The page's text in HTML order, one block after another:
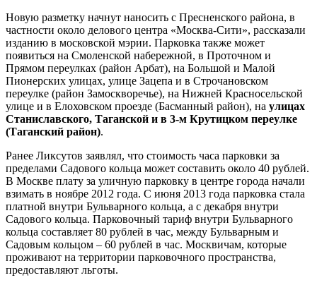
Новую разметку начнут наносить с Пресненского района, в
частности около делового центра «Москва-Сити», рассказали
изданию в московской мэрии. Парковка также может
появиться на Смоленской набережной, в Проточном и
Прямом переулках (район Арбат), на Большой и Малой
Пионерских улицах, улице Зацепа и в Строчановском
переулке (район Замоскворечье), на Нижней Красносельской
улице и в Елоховском проезде (Басманный район), на улицах
Станиславского, Таганской и в 3-м Крутицком переулке
(Таганский район).
Ранее Ликсутов заявлял, что стоимость часа парковки за
пределами Садового кольца может составить около 40 рублей.
В Москве плату за уличную парковку в центре города начали
взимать в ноябре 2012 года. С июня 2013 года парковка стала
платной внутри Бульварного кольца, а с декабря внутри
Садового кольца. Парковочный тариф внутри Бульварного
кольца составляет 80 рублей в час, между Бульварным и
Садовым кольцом – 60 рублей в час. Москвичам, которые
проживают на территории парковочного пространства,
предоставляют льготы.